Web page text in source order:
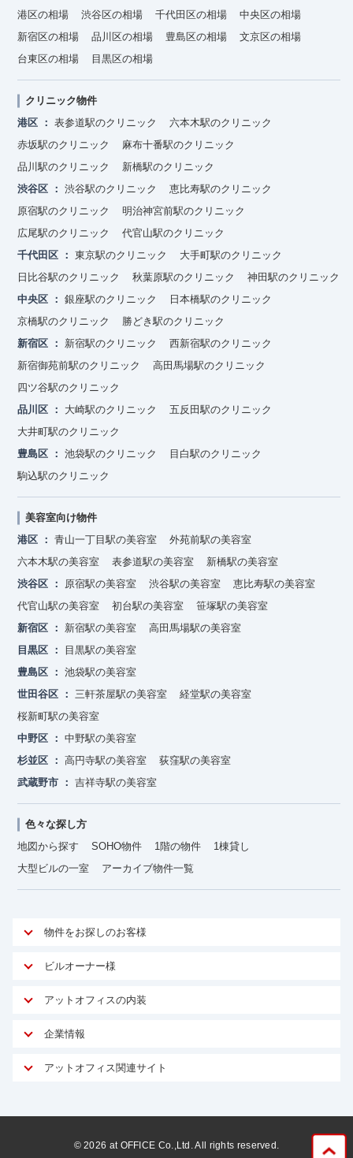
港区の相場
渋谷区の相場 千代田区の相場
中央区の相場
新宿区の相場
品川区の相場 豊島区の相場
文京区の相場
台東区の相場
目黒区の相場
クリニック物件
港区
表参道駅のクリニック
六本木駅のクリニック
赤坂駅のクリニック
麻布十番駅のクリニック
品川駅のクリニック
新橋駅のクリニック
渋谷区
渋谷駅のクリニック
恵比寿駅のクリニック
原宿駅のクリニック
明治神宮前駅のクリニック
広尾駅のクリニック
代官山駅のクリニック
千代田区
東京駅のクリニック
大手町駅のクリニック
日比谷駅のクリニック
秋葉原駅のクリニック
神田駅のクリニック
中央区
銀座駅のクリニック
日本橋駅のクリニック
京橋駅のクリニック
勝どき駅のクリニック
新宿区
新宿駅のクリニック
西新宿駅のクリニック
新宿御苑前駅のクリニック
高田馬場駅のクリニック
四ツ谷駅のクリニック
品川区
大崎駅のクリニック
五反田駅のクリニック
大井町駅のクリニック
豊島区
池袋駅のクリニック
目白駅のクリニック
駒込駅のクリニック
美容室向け物件
港区
青山一丁目駅の美容室
外苑前駅の美容室
六本木駅の美容室
表参道駅の美容室
新橋駅の美容室
渋谷区
原宿駅の美容室 渋谷駅の美容室
恵比寿駅の美容室
代官山駅の美容室
初台駅の美容室
笹塚駅の美容室
新宿区
新宿駅の美容室
高田馬場駅の美容室
目黒区
目黒駅の美容室
豊島区
池袋駅の美容室
世田谷区
三軒茶屋駅の美容室
経堂駅の美容室
桜新町駅の美容室
中野区
中野駅の美容室
杉並区
高円寺駅の美容室
荻窪駅の美容室
武蔵野市
吉祥寺駅の美容室
色々な探し方
地図から探す
SOHO物件 1階の物件
1棟貸し
大型ビルの一室
アーカイブ物件一覧
物件をお探しのお客様
アットオフィスが選ばれる理由
ご契約者様インタビュー
オフィスお役立ちコラム
ビルオーナー様
オーナー様向けサービス
マイソク作成
物件情報から成約賃料を予測
リノベーション
サブリース
アットオフィスの内装
サービス内容
内装に関するよくある質問
企業情報
アットオフィス関連サイト
アットレジデンス
ビルアド
©2026 at OFFICE Co.,Ltd. All rights reserved.